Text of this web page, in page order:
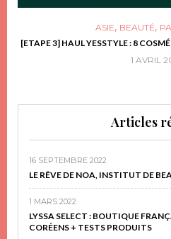
ASIE, BEAUTÉ,
[ETAPE 3] HAUL YESSTYLE : 8
1 AVRIL
Articles
16 SEPTEMBRE 2022
LE RÊVE DE NOA, INSTITUT DE
1 MARS 2022
LYSSA SELECT : BOUTIQUE
CORÉENS + TESTS PRODUITS